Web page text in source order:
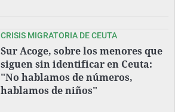
CRISIS MIGRATORIA DE CEUTA
Sur Acoge, sobre los menores que
siguen sin identificar en Ceuta:
"No hablamos de números,
hablamos de niños"